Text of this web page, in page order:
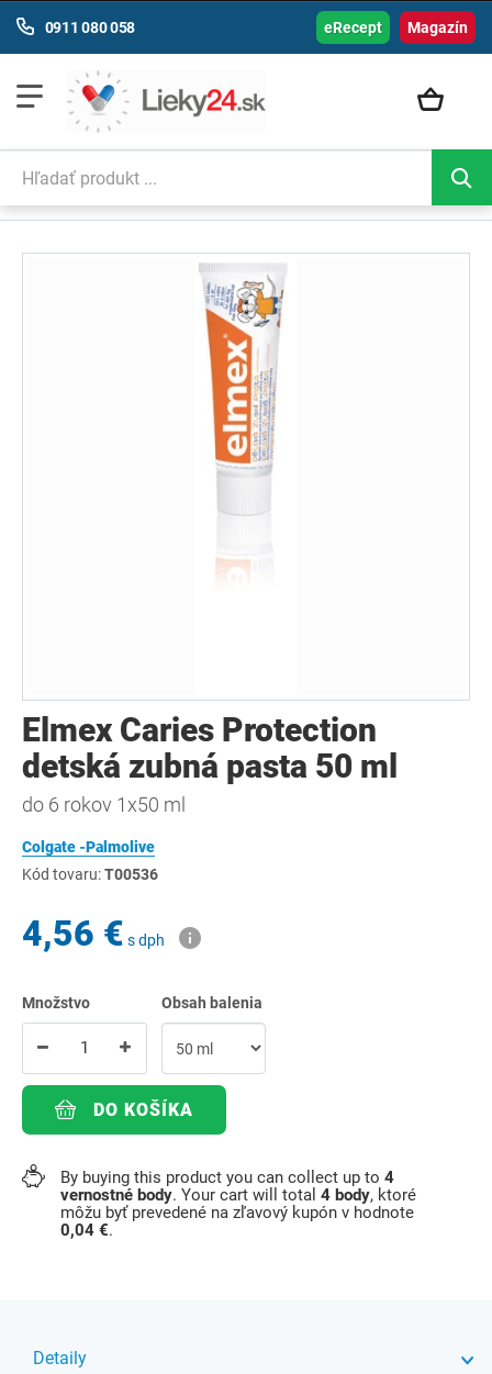
Magazín
0911 080 058 eRecept
Elmex Caries Protection
detská zubná pasta 50 ml
do 6 rokov 1x50 ml
Colgate -Palmolive
Kód tovaru:T00536
4,56 € s dph
Množstvo Obsah balenia
DO KOŠÍKA
By buying this product you can collect up to 4
vernostné body. Your cart will total 4 body, ktoré
môžu byť prevedené na zľavový kupón v hodnote
0,04 €.
Detaily